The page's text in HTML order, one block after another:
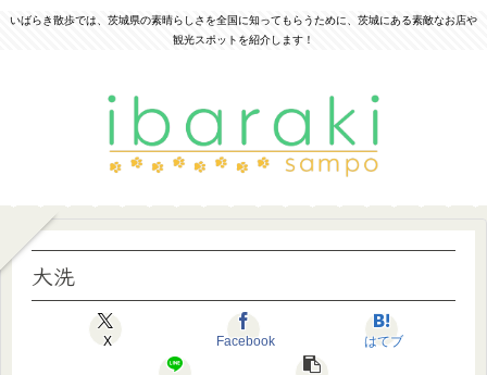
いばらき散歩では、茨城県の素晴らしさを全国に知ってもらうために、茨城にある素敵なお店や
観光スポットを紹介します！
大洗
X Facebook はてブ